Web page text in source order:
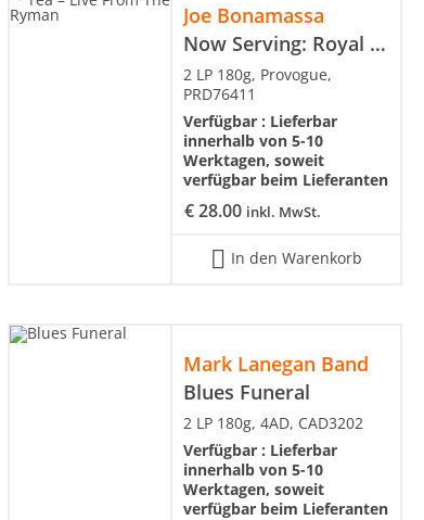
Joe Bonamassa
Now Serving: Royal Tea – Live From The Ryman
€28.00 inkl. MwSt.
2 LP 180g, Provogue,
PRD76411
Verfügbar : Lieferbar
innerhalb von 5-10
Werktagen, soweit
verfügbar beim Lieferanten
In den Warenkorb
Mark Lanegan Band
Blues Funeral
2 LP 180g, 4AD, CAD3202
Verfügbar : Lieferbar
innerhalb von 5-10
Werktagen, soweit
verfügbar beim Lieferanten